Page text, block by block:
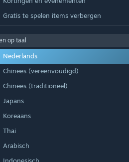
Gratis te spelen items verbergen
op taal
Nederlands
Chinees (vereenvoudigd)
Chinees (traditioneel)
Japans
Koreaans
Thai
Arabisch